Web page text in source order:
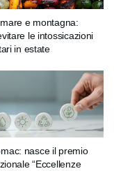
e montagna:
le intossicazioni
in estate
nasce il premio
“Eccellenze